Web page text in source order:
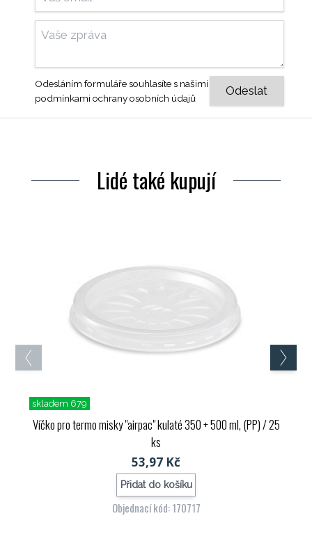
Odesláním formuláře souhlasíte s našimi
podmínkami ochrany osobních údajů
Lidé také kupují
skladem 679
Víčko pro termo misky "airpac" kulaté 350 + 500 ml, (PP) / 25
ks
53,97 Kč
Přidat do košíku
Objednací kód: 170717